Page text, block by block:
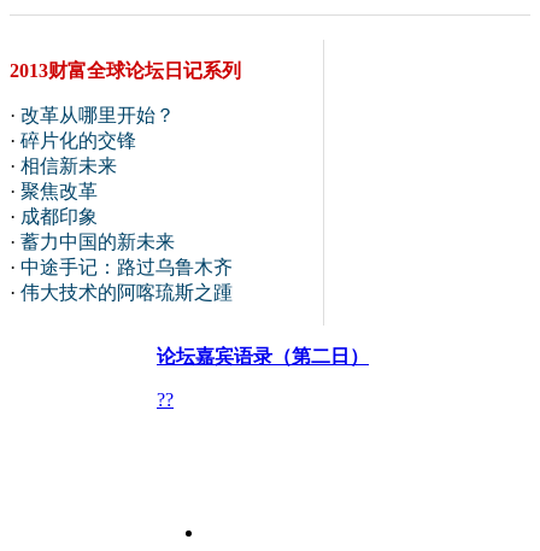
2013财富全球论坛日记系列
· 改革从哪里开始？
· 碎片化的交锋
· 相信新未来
· 聚焦改革
· 成都印象
· 蓄力中国的新未来
· 中途手记：路过乌鲁木齐
· 伟大技术的阿喀琉斯之踵
论坛嘉宾语录（第二日）
??